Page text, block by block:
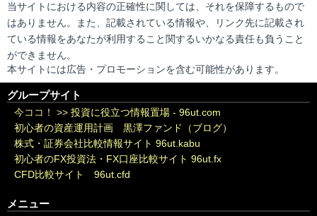
当サイトにおける内容の正確性に関しては、それを保障するもので
はありません。また、記載されている情報や、リンク先に記載され
ている情報をあなたが利用すること関するいかなる責任も負うこと
ができません。
本サイトには広告・プロモーションを含む可能性があります。
グループサイト
今ココ！ >> 投資に役立つ情報置場 - 96ut.com
初心者の資産運用計画 黒澤ファンド（ブログ）
株式・証券会社比較情報サイト 96ut.kabu
初心者のFX投資法・FX口座比較サイト 96ut.fx
CFD比較サイト 96ut.cfd
メニュー